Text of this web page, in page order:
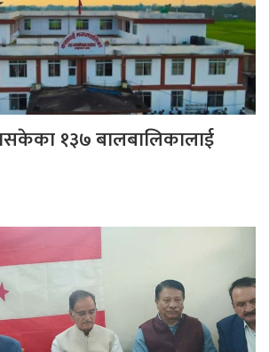
नसकेका १३७ बालबालिकालाई